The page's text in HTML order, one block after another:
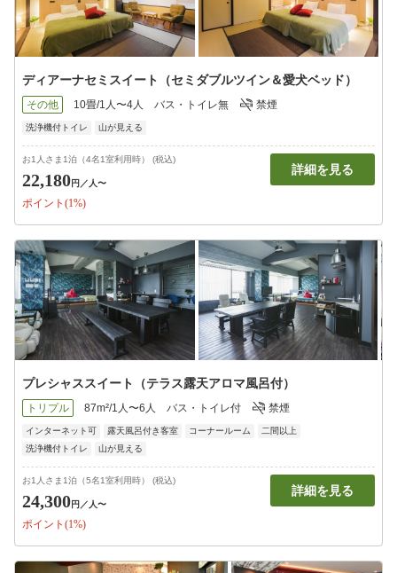
ディアーナセミスイート（セミダブルツイン＆愛犬ベッド）
その他 10畳/1人〜4人 バス・トイレ無 禁煙
洗浄機付トイレ 山が見える
お1人さま1泊（4名1室利用時） (税込)
22,180円 ／人〜
ポイント(1%)
詳細を見る
プレシャススイート（テラス露天アロマ風呂付）
トリプル 87m²/1人〜6人 バス・トイレ付 禁煙
インターネット可 露天風呂付き客室 コーナールーム
二間以上
洗浄機付トイレ
山が見える
お1人さま1泊（5名1室利用時） (税込)
24,300円 ／人〜
ポイント(1%)
詳細を見る